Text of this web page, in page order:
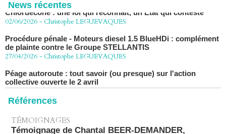
News récentes
02/06/2026 -Christophe LEGUEVAQUES
Procédure pénale - Moteurs diesel 1.5 BlueHDi : complément
de plainte contre le Groupe STELLANTIS
27/04/2026 - Christophe LEGUEVAQUES
Péage autoroute : tout savoir (ou presque) sur l'action
collective ouverte le 2 avril
07/04/2026 -Christophe LEGUEVAQUES
Références
TÉMOIGNAGES
Témoignage de Chantal BEER-DEMANDER,